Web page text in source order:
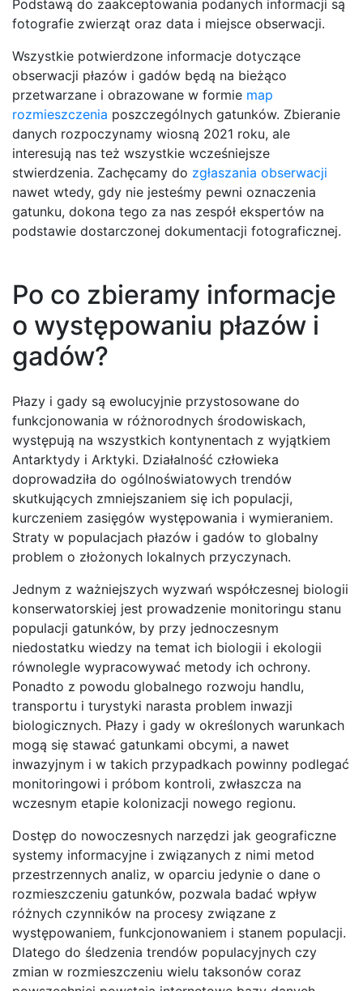
Podstawą do zaakceptowania podanych informacji są
fotografie zwierząt oraz data i miejsce obserwacji.
Wszystkie potwierdzone informacje dotyczące
obserwacji płazów i gadów będą na bieżąco
przetwarzane i obrazowane w formie map
rozmieszczenia poszczególnych gatunków. Zbieranie
danych rozpoczynamy wiosną 2021 roku, ale
interesują nas też wszystkie wcześniejsze
stwierdzenia. Zachęcamy do zgłaszania obserwacji
nawet wtedy, gdy nie jesteśmy pewni oznaczenia
gatunku, dokona tego za nas zespół ekspertów na
podstawie dostarczonej dokumentacji fotograficznej.
Po co zbieramy informacje
o występowaniu płazów i
gadów?
Płazy i gady są ewolucyjnie przystosowane do
funkcjonowania w różnorodnych środowiskach,
występują na wszystkich kontynentach z wyjątkiem
Antarktydy i Arktyki. Działalność człowieka
doprowadziła do ogólnoświatowych trendów
skutkujących zmniejszaniem się ich populacji,
kurczeniem zasięgów występowania i wymieraniem.
Straty w populacjach płazów i gadów to globalny
problem o złożonych lokalnych przyczynach.
Jednym z ważniejszych wyzwań współczesnej biologii
konserwatorskiej jest prowadzenie monitoringu stanu
populacji gatunków, by przy jednoczesnym
niedostatku wiedzy na temat ich biologii i ekologii
równolegle wypracowywać metody ich ochrony.
Ponadto z powodu globalnego rozwoju handlu,
transportu i turystyki narasta problem inwazji
biologicznych. Płazy i gady w określonych warunkach
mogą się stawać gatunkami obcymi, a nawet
inwazyjnym i w takich przypadkach powinny podlegać
monitoringowi i próbom kontroli, zwłaszcza na
wczesnym etapie kolonizacji nowego regionu.
Dostęp do nowoczesnych narzędzi jak geograficzne
systemy informacyjne i związanych z nimi metod
przestrzennych analiz, w oparciu jedynie o dane o
rozmieszczeniu gatunków, pozwala badać wpływ
różnych czynników na procesy związane z
występowaniem, funkcjonowaniem i stanem populacji.
Dlatego do śledzenia trendów populacyjnych czy
zmian w rozmieszczeniu wielu taksonów coraz